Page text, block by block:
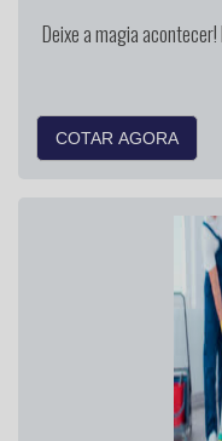
Deixe a magia
COTAR AGORA